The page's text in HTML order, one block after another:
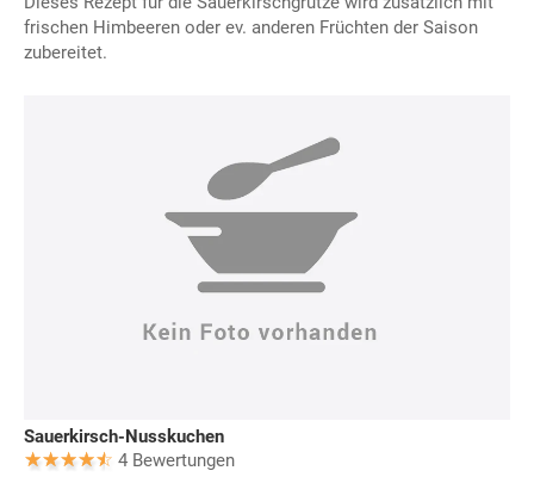
frischen Himbeeren oder ev. anderen Früchten der Saison
zubereitet.
Sauerkirsch-Nusskuchen
4 Bewertungen